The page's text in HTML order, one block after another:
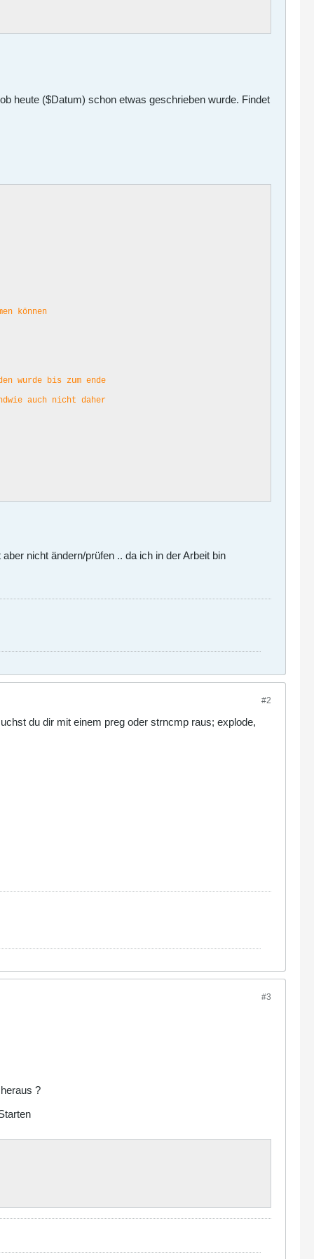
heute ($Datum) schon etwas geschrieben wurde. Findet
können
wurde bis zum ende
auch nicht daher
nicht ändern/prüfen .. da ich in der Arbeit bin
#2
du dir mit einem preg oder strncmp raus; explode,
#3
?